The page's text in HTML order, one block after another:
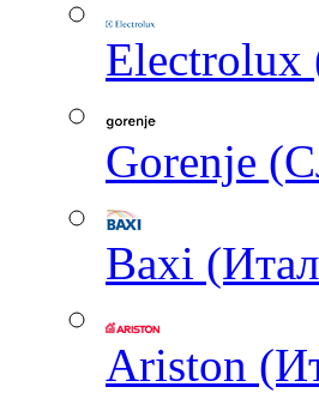
Gorenje
Baxi
Ariston